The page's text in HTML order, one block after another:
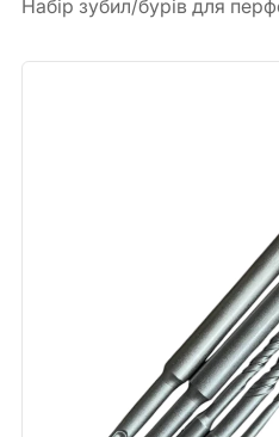
Набір зубил/бурів для